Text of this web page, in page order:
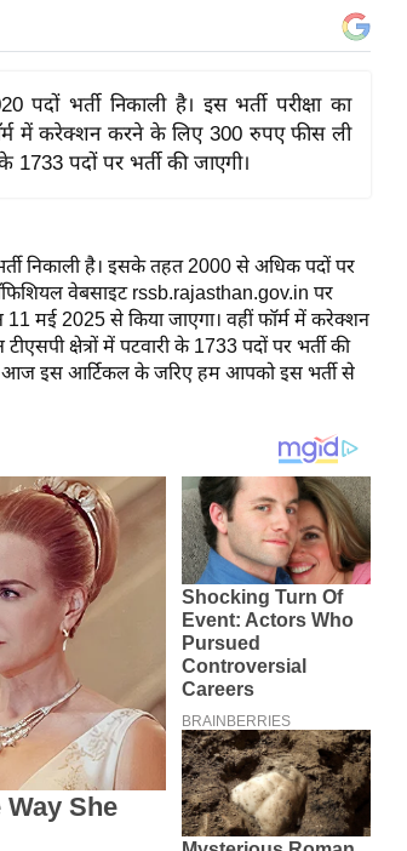
पदों भर्ती निकाली है। इस भर्ती परीक्षा का
में करेक्शन करने के लिए 300 रुपए फीस ली
1733 पदों पर भर्ती की जाएगी।
निकाली है। इसके तहत 2000 से अधिक पदों पर
वेबसाइट rssb.rajasthan.gov.in पर
मई 2025 से किया जाएगा। वहीं फॉर्म में करेक्शन
क्षेत्रों में पटवारी के 1733 पदों पर भर्ती की
में आज इस आर्टिकल के जरिए हम आपको इस भर्ती से